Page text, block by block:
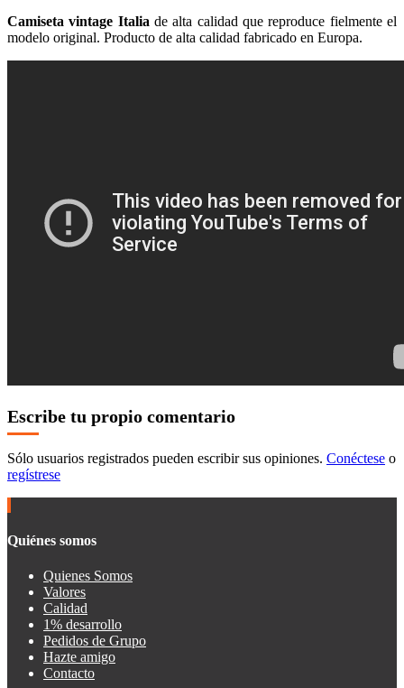
Camiseta vintage Italiade alta calidad que reproduce fielmente el
modelo original. Producto de alta calidad fabricado en Europa.
Escribe tu propio comentario
Sólo usuarios registrados pueden escribir sus opiniones. Conéctese o
regístrese
Quiénes somos
Quienes Somos
Valores
Calidad
1% desarrollo
Pedidos de Grupo
Hazte amigo
Contacto